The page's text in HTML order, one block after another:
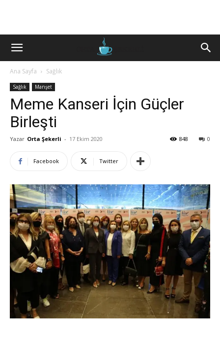
Ana Sayfa Sağlık
Sağlık Manşet
Meme Kanseri İçin Güçler
Birleşti
Yazar Orta Şekerli - 17 Ekim 2020 0
848
Facebook Twitter